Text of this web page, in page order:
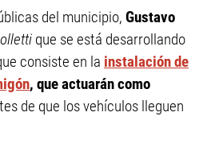
del municipio, Gustavo
que se está desarrollando
consiste en la instalación de
, que actuarán como
de que los vehículos lleguen